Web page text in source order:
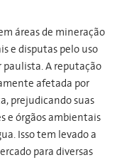
áreas de mineração
e disputas pelo uso
paulista. A reputação
afetada por
prejudicando suas
e órgãos ambientais
Isso tem levado a
para diversas